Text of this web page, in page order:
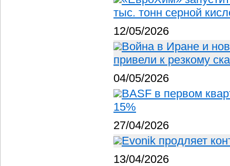
тыс. тонн серной
12/05/2026
Война в Иране и
привели к резкому
04/05/2026
BASF в первом
15%
27/04/2026
Evonik продляет
13/04/2026